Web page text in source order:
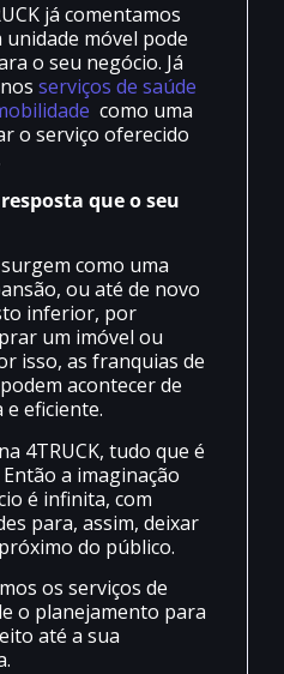
já comentamos
móvel pode
o seu negócio. Já
serviços de saúde
como uma
o serviço oferecido
que o seu
como uma
ou até de novo
inferior, por
um imóvel ou
isso, as franquias de
acontecer de
eficiente.
4TRUCK, tudo que é
a imaginação
é infinita, com
para, assim, deixar
do público.
os serviços de
o planejamento para
até a sua